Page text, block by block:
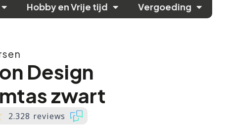
Hobby en Vrije tijd Vergoeding
Design
zwart
2.328 reviews